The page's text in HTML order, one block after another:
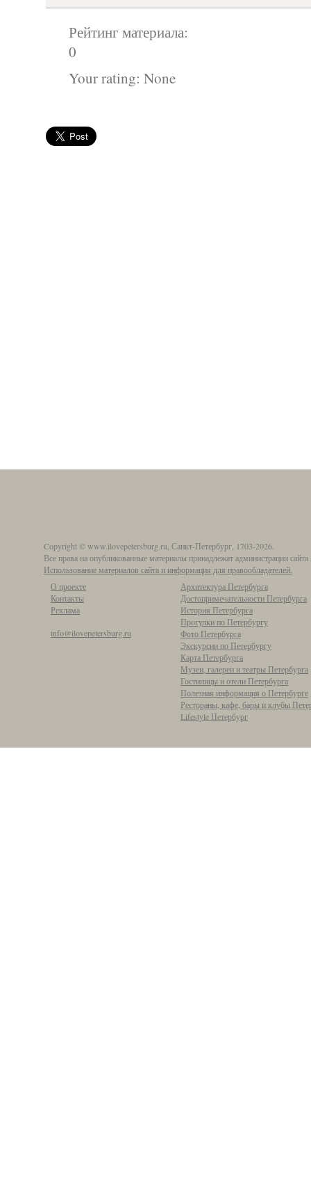
Рейтинг материала:
0
Your rating: None
Copyright © www.ilovepetersburg.ru, Санкт-Петербург, 1703-2026.
Все права на опубликованные материалы принадлежат администрации
Использование материалов сайта и информация для правообладателей.
О проекте
Контакты
Реклама
info@ilovepetersburg.ru
Архитектура Петербурга
Достопримечательности Петербурга
История Петербурга
Прогулки по Петербургу
Фото Петербурга
Экскурсии по Петербургу
Карта Петербурга
Музеи, галереи и театры Петербурга
Гостиницы и отели Петербурга
Полезная информация о Петербурге
Рестораны, кафе, бары и клубы
Lifestyle Петербург